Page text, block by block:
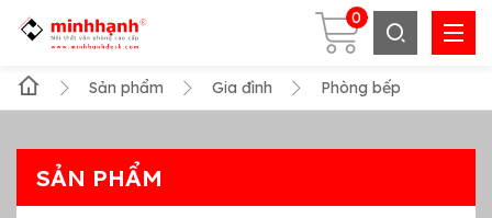
0
Sản phẩm Gia đình Phòng bếp
SẢN PHẨM